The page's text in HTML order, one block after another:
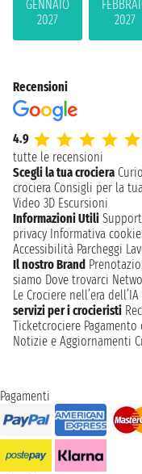
GENNAIO
2027
2027
Recensioni
4.9
tutte le recensioni
Scegli la tua crociera
crociera Consigli per la
Video 3D Escursioni
Informazioni Utili
privacy Informativa
Accessibilità Parcheggi
Il nostro Brand
siamo Dove trovarci
Le Crociere nell’era
servizi per i crocieristi
Ticketcrociere
Notizie e Aggiornamenti
Pagamenti